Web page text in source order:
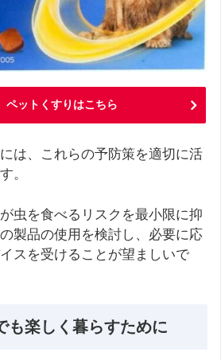
ペットくすりはこちら
は、これらの予防策を適切に活
。
虫を食べるリスクを最小限に抑
製品の使用を検討し、必要に応
スを受けることが望ましいで
も楽しく暮らすために